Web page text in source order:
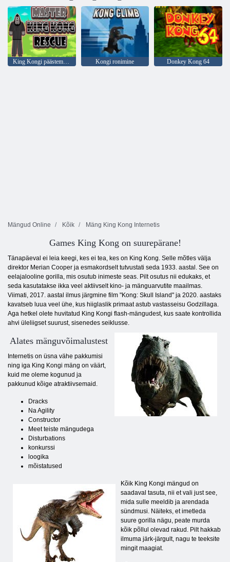
King Kongi päästemeister Kongi ronimine Donkey Kong 64
Mängud Online Kõik Mäng King Kong Internetis
Games King Kong on suurepärane!
Tänapäeval ei leia keegi, kes ei tea, kes on King Kong. Selle mõtles välja
direktor Merian Cooper ja esmakordselt tutvustati seda 1933. aastal. See on
eelajalooline gorilla, mis osutub inimeste seas. Pilt osutus nii edukaks, et
seda kasutatakse ikka veel aktiivselt kino- ja mänguarvutite maailmas.
Viimati, 2017. aastal ilmus järgmine film "Kong: Skull Island" ja 2020. aastaks
kavatseb luua veel ühe, kus hiiglaslik primaat astub vastasseisu Godzillaga.
Aga hetkel olete huvitatud King Kongi flash-mängudest, kus saate kontrollida
ahvi üleliigset suurust, sisenedes seiklusse.
Alates mänguvõimalustest
Internetis on üsna vähe pakkumisi
ning iga King Kongi mäng on väärt,
kuid me oleme kogunud ja
pakkunud kõige atraktiivsemaid.
Dracks
Na Agility
Constructor
Meet teiste mängudega
Disturbations
konkurssi
loogika
mõistatused
Kõik King Kongi mängud on
saadaval tasuta, nii et vali just see,
mida sulle meeldib ja arendada
sündmusi. Näiteks, et imetleda
suure gorilla nägu, peate murda
kõik põllul olevad rakud. Pilt hakkab
ilmuma järk-järgult, nagu te teeksite
mingit maagiat.